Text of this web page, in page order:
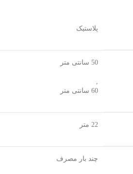
پلاستیک
50 سانتی متر
,
60 سانتی متر
22 متر
چند بار مصرف